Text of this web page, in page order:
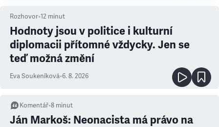
Rozhovor•12 minut
Hodnoty jsou v politice i kulturní
diplomacii přítomné vždycky. Jen se
teď možná změní
Eva Soukeníková•6. 8. 2026
Komentář•8 minut
Ján Markoš: Neonacista má právo na